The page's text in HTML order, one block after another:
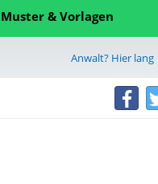
Muster & Vorlagen
Anwalt? Hier lang